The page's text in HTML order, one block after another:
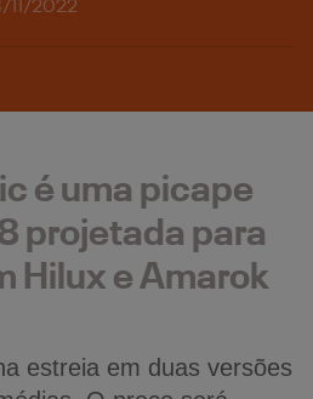
11/2022
é uma picape
projetada para
Hilux e Amarok
estreia em duas versões